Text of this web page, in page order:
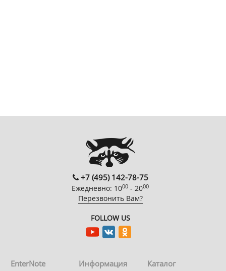
+7 (495) 142-78-75
Ежедневно: 1000 - 2000
Перезвонить Вам?
FOLLOW US
EnterNote Информация Каталог